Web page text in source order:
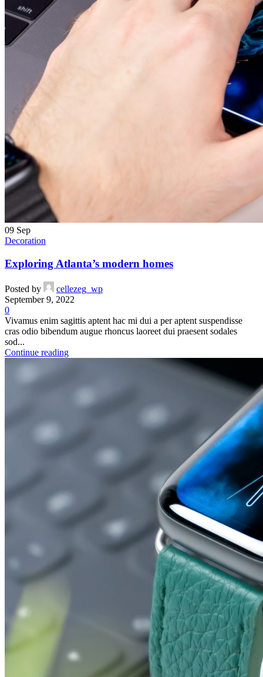
09 Sep
Decoration
Exploring Atlanta’s modern homes
Posted by
cellezeg_wp
September 9, 2022
0
Vivamus enim sagittis aptent hac mi dui a per aptent suspendisse
cras odio bibendum augue rhoncus laoreet dui praesent sodales
sod...
Continue reading